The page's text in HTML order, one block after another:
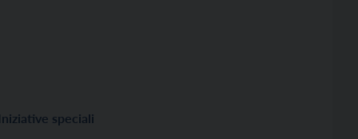
Iniziative speciali